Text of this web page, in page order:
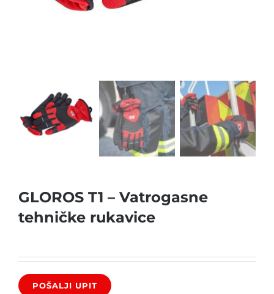
GLOROS T1 – Vatrogasne
tehničke rukavice